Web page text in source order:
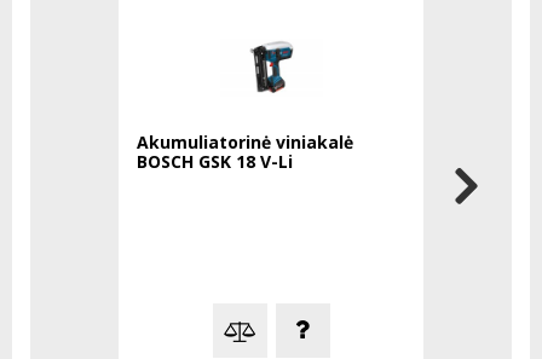
Akumuliatorinė viniakalė
BOSCH GSK 18 V-Li